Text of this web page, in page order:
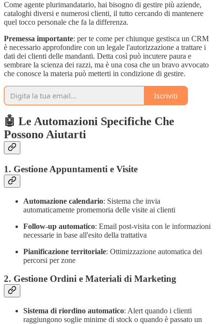
Come agente plurimandatario, hai bisogno di gestire più aziende,
cataloghi diversi e numerosi clienti, il tutto cercando di mantenere
quel tocco personale che fa la differenza.
Premessa importante: per te come per chiunque gestisca un CRM
è necessario approfondire con un legale l'autorizzazione a trattare i
dati dei clienti delle mandanti. Detta così può incutere paura e
sembrare la scienza dei razzi, ma è una cosa che un bravo avvocato
che conosce la materia può metterti in condizione di gestire.
Iscriviti
🤖 Le Automazioni Specifiche Che
Possono Aiutarti
1. Gestione Appuntamenti e Visite
Automazione calendario: Sistema che invia
automaticamente promemoria delle visite ai clienti
Follow-up automatico: Email post-visita con le informazioni
necessarie in base all'esito della trattativa
Pianificazione territoriale: Ottimizzazione automatica dei
percorsi per zone
2. Gestione Ordini e Materiali di Marketing
Sistema di riordino automatico: Alert quando i clienti
raggiungono soglie minime di stock o quando è passato un